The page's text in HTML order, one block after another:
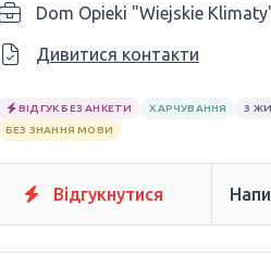
Дивитися контакти
ВІДГУК БЕЗ АНКЕТИ ХАРЧУВАННЯ
З
БЕЗ ЗНАННЯ МОВИ
Відгукнутися